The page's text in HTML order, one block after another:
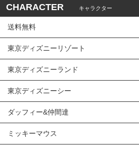
CHARACTER キャラクター
送料無料
東京ディズニーリゾート
東京ディズニーランド
東京ディズニーシー
ダッフィー&仲間達
ミッキーマウス